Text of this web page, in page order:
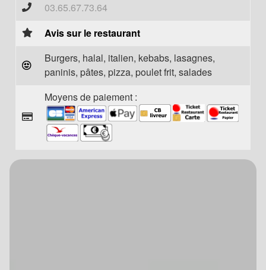
03.65.67.73.64
Avis sur le restaurant
Burgers, halal, italien, kebabs, lasagnes,
paninis, pâtes, pizza, poulet frit, salades
Moyens de paiement :